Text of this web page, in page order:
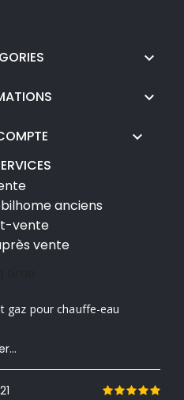



anciens
vente
vente
gaz pour chauffe-eau